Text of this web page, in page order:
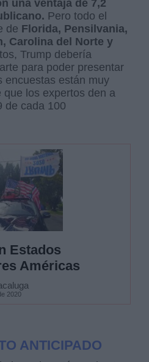
una ventaja de 7,2
Pero todo el
de Florida, Pensilvania,
Carolina del Norte y
Trump debería
para poder presentar
encuestas están muy
que los expertos den a
de cada 100
Estados
Américas
2020
ANTICIPADO